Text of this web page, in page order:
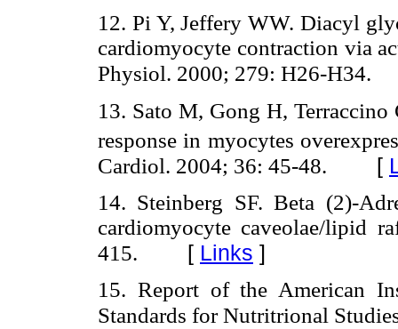
12. Pi Y, Jeffery WW. Diacyl
cardiomyocyte contraction via
Physiol. 2000; 279: H26-H34.
13. Sato M, Gong H,
response in myocytes
Cardiol. 2004; 36: 45-48. [
14. Steinberg SF. Beta (2)-
cardiomyocyte caveolae/lipid
415. [ Links ]
15. Report of the American
Standards for Nutritrional